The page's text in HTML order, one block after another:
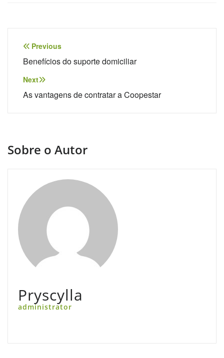
Previous
Benefícios do suporte domiciliar
Next
As vantagens de contratar a Coopestar
Sobre o Autor
Pryscylla
administrator